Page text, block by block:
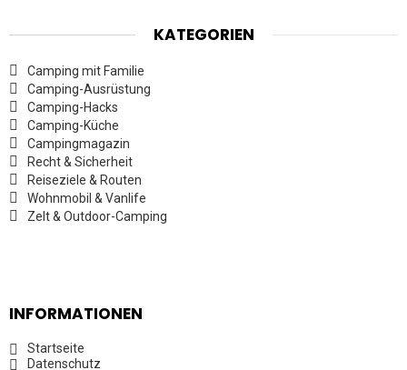
KATEGORIEN
Camping mit Familie
Camping-Ausrüstung
Camping-Hacks
Camping-Küche
Campingmagazin
Recht & Sicherheit
Reiseziele & Routen
Wohnmobil & Vanlife
Zelt & Outdoor-Camping
INFORMATIONEN
Startseite
Datenschutz